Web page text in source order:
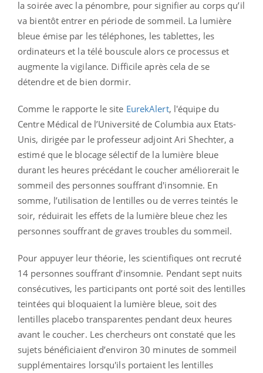
la soirée avec la pénombre, pour signifier au corps qu’il
va bientôt entrer en période de sommeil. La lumière
bleue émise par les téléphones, les tablettes, les
ordinateurs et la télé bouscule alors ce processus et
augmente la vigilance. Difficile après cela de se
détendre et de bien dormir.
Comme le rapporte le site EurekAlert, l'équipe du
Centre Médical de l’Université de Columbia aux Etats-
Unis, dirigée par le professeur adjoint Ari Shechter, a
estimé que le blocage sélectif de la lumière bleue
durant les heures précédant le coucher améliorerait le
sommeil des personnes souffrant d'insomnie. En
somme, l’utilisation de lentilles ou de verres teintés le
soir, réduirait les effets de la lumière bleue chez les
personnes souffrant de graves troubles du sommeil.
Pour appuyer leur théorie, les scientifiques ont recruté
14 personnes souffrant d’insomnie. Pendant sept nuits
consécutives, les participants ont porté soit des lentilles
teintées qui bloquaient la lumière bleue, soit des
lentilles placebo transparentes pendant deux heures
avant le coucher. Les chercheurs ont constaté que les
sujets bénéficiaient d’environ 30 minutes de sommeil
supplémentaires lorsqu'ils portaient les lentilles